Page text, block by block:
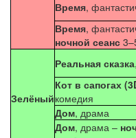
Время,
Время,
ночной сеанс
Зелёный
Реальная сказка
Кот в сапогах
комедия
Дом, драма
Дом, драма –